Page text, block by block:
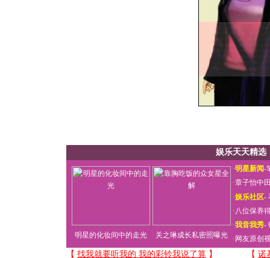
娱乐天天精选
明星的化妆间中的走光 关之琳成长私密照曝光
·明星新闻-
·章子怡中
·娱乐社区-
·八位保养
·我音我秀-
· 网友原创